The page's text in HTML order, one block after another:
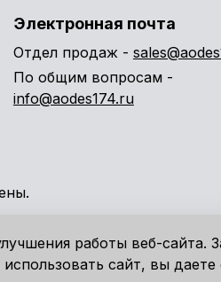
Электронная почта
Отдел продаж -
По общим вопросам -
info@aodes174.ru
за собой право
работы веб-сайта.
сайт, вы даете